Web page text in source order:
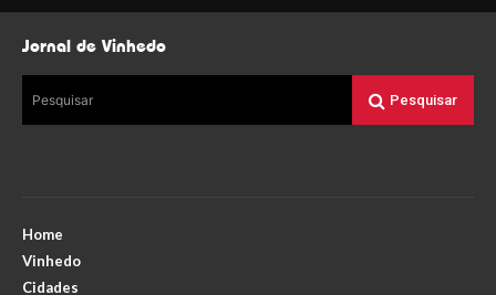
Jornal de Vinhedo
Pesquisar Pesquisar
Home
Vinhedo
Cidades